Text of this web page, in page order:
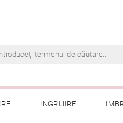
INGRIJIRE